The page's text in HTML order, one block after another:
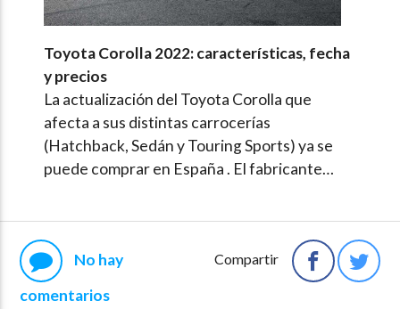
Toyota Corolla 2022: características, fecha
y precios
La actualización del Toyota Corolla que
afecta a sus distintas carrocerías
(Hatchback, Sedán y Touring Sports) ya se
puede comprar en España . El fabricante…
Compartir
No hay
comentarios